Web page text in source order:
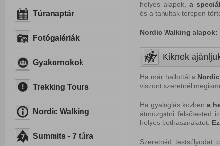
Túranaptár
Fotógalériák
Gyakornokok
Trekking Tours
Nordic Walking
Summits - 7 túra
helyes alapok,a
és a tanultak terepen
Nordic Walking alapok:
Kiknek
Ha már hallottál a
viszont szeretnél
Ha gyaloglás közben a
átmozgatni felsőtested
helyes bothasználatot.
Szeretnéd testsúlyodat